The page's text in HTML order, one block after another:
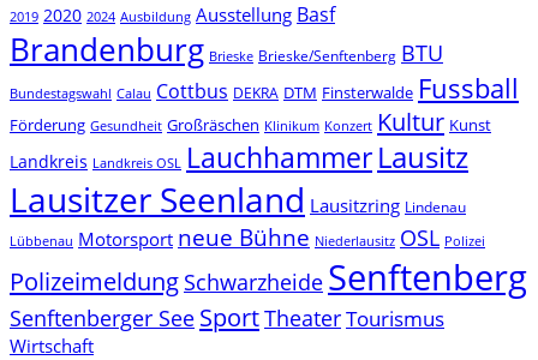
2019 2020 2024 Ausbildung Ausstellung Basf
Brandenburg Brieske Brieske/Senftenberg BTU
Bundestagswahl Calau Cottbus DEKRA DTM Finsterwalde Fussball
Förderung Gesundheit Großräschen Klinikum Konzert Kultur Kunst
Landkreis Landkreis OSL LauchhammerLausitz
Lausitzer Seenland Lausitzring Lindenau
Lübbenau Motorsport neue Bühne Niederlausitz OSL Polizei
Polizeimeldung Schwarzheide Senftenberg
Senftenberger See SportTheaterTourismus
Wirtschaft